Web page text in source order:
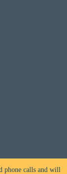
phone calls and will